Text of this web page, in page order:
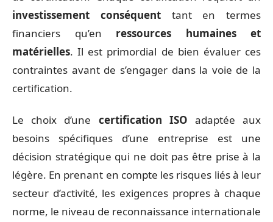
investissement conséquenttant en termes
financiers qu’en ressources humaines et
matérielles. Il est primordial de bien évaluer ces
contraintes avant de s’engager dans la voie de la
certification.
Le choix d’une certification ISO adaptée aux
besoins spécifiques d’une entreprise est une
décision stratégique qui ne doit pas être prise à la
légère. En prenant en compte les risques liés à leur
secteur d’activité, les exigences propres à chaque
norme, le niveau de reconnaissance internationale